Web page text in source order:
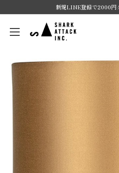
to
content
新規LINE登録で2000円
SHARK
ATTACK
SHOP